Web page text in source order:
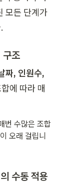
모든 단계가
조
짜, 인원수,
에 따라 매
번 수많은 조합
오래 걸립니
수동 적용